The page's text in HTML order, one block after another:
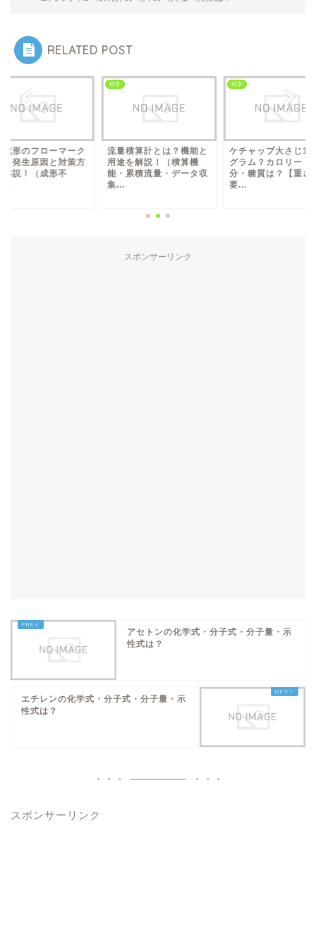
RELATED POST
成形のフローマーク
？発生原因と対策方
解説！（成形不
...
科学
流量積算計とは？機能と
用途を解説！（積算機
能・累積流量・データ収
集...
科学
ケチャップ大さじ1
グラム？カロリー・
分・糖質は？【重さ
要...
スポンサーリンク
アセトンの化学式・分子式・分子量・示
性式は？
エチレンの化学式・分子式・分子量・示
性式は？
スポンサーリンク